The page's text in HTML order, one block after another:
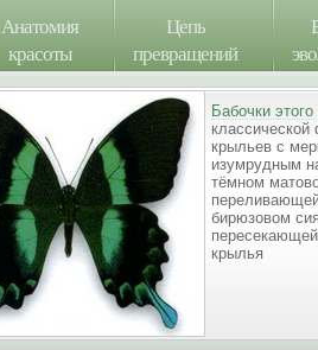
Анатомия
красоты
Цепь
превращений
Бабочки
крыльев с
изумрудным
тёмном
бирюзовом
крылья